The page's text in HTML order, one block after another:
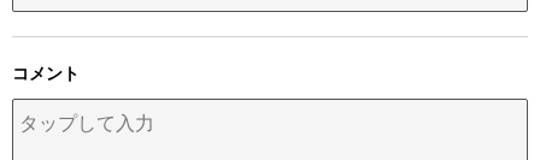
コメント